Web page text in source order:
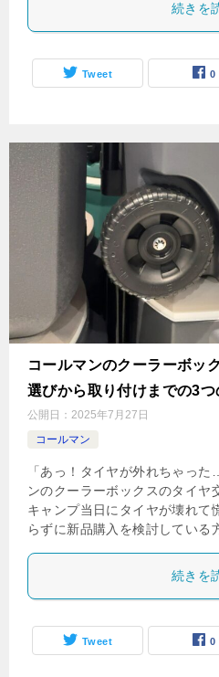
続きを
Tweet 0
コールマンのクーラーボッ
選びから取り付けまでの3つ
公開日： 2025年7月27日
コールマン
「あっ！タイヤが外れちゃっ
ンのクーラーボックスのタイヤ
キャンプ当日にタイヤが壊れて
らずに新品購入を検討してい
続きを
Tweet 0